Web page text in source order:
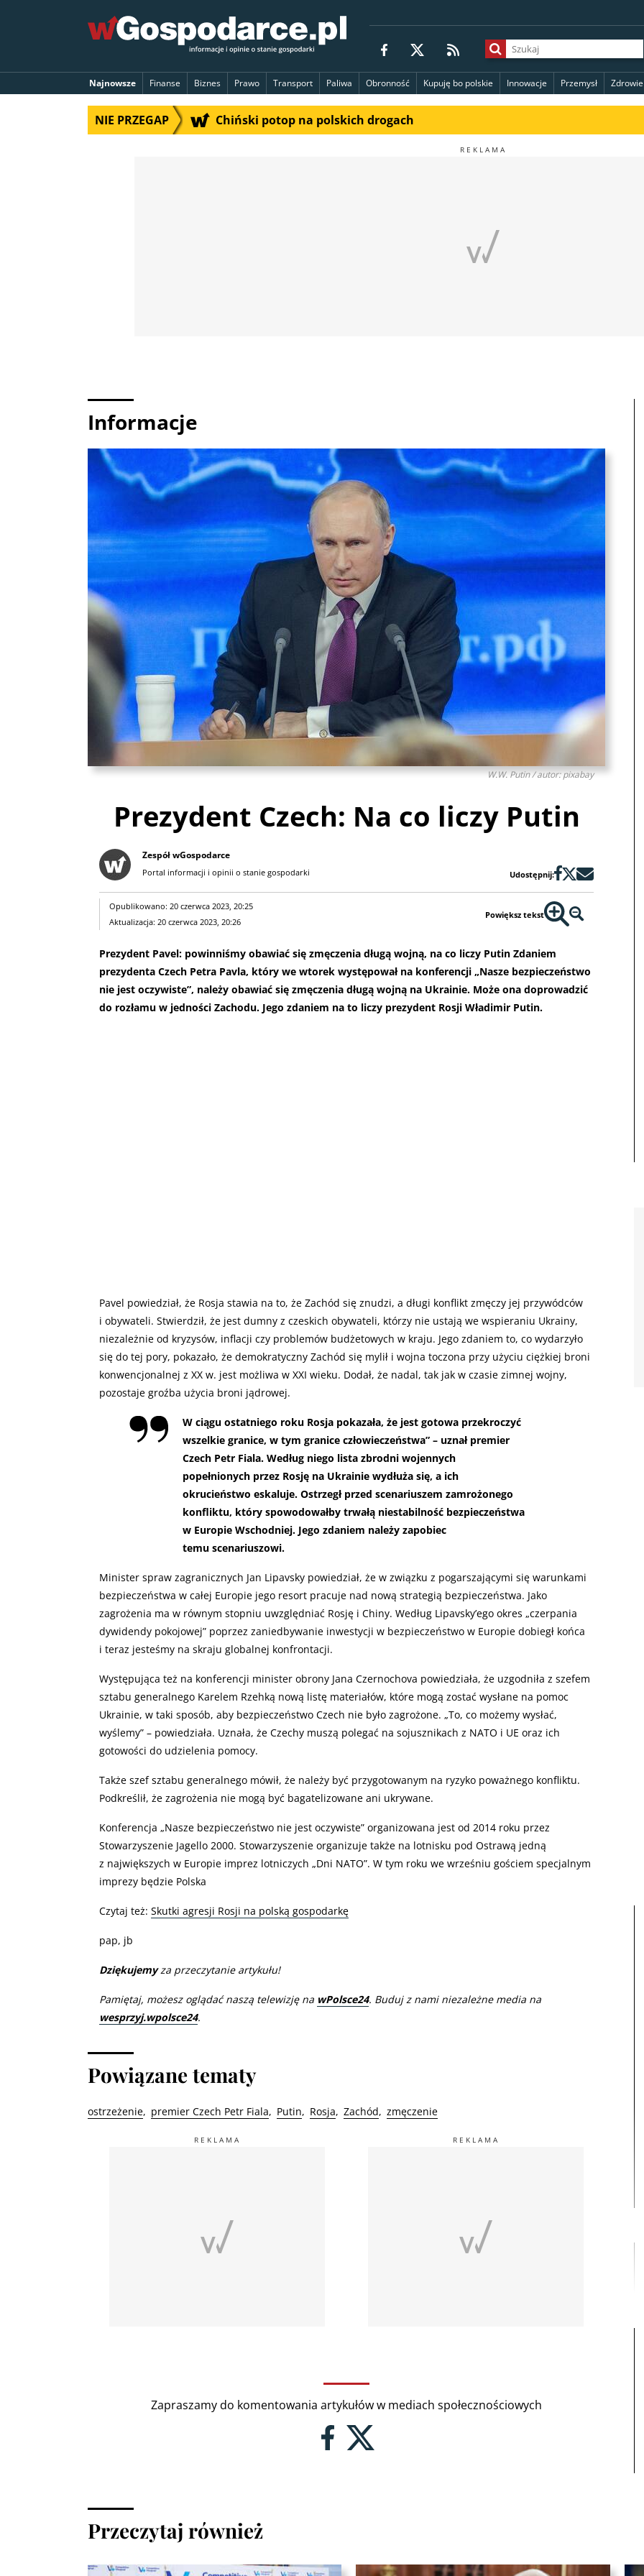
Najnowsze Finanse Biznes Prawo Transport Paliwa Obronność Kupuję bo polskie Innowacje Przemysł Zdrowie
NIE PRZEGAP Chiński potop na polskich drogach
Informacje
W.W. Putin / autor: pixabay
Prezydent Czech: Na co liczy Putin
Zespół wGospodarce
Portal informacji i opinii o stanie gospodarki Udostępnij:
Opublikowano: 20 czerwca 2023, 20:25
Aktualizacja: 20 czerwca 2023, 20:26
Powiększ tekst
Prezydent Pavel: powinniśmy obawiać się zmęczenia długą wojną, na co liczy Putin Zdaniem
prezydenta Czech Petra Pavla, który we wtorek występował na konferencji „Nasze bezpieczeństwo
nie jest oczywiste”, należy obawiać się zmęczenia długą wojną na Ukrainie. Może ona doprowadzić
do rozłamu w jedności Zachodu. Jego zdaniem na to liczy prezydent Rosji Władimir Putin.
Pavel powiedział, że Rosja stawia na to, że Zachód się znudzi, a długi konflikt zmęczy jej przywódców
i obywateli. Stwierdził, że jest dumny z czeskich obywateli, którzy nie ustają we wspieraniu Ukrainy,
niezależnie od kryzysów, inflacji czy problemów budżetowych w kraju. Jego zdaniem to, co wydarzyło
się do tej pory, pokazało, że demokratyczny Zachód się mylił i wojna toczona przy użyciu ciężkiej broni
konwencjonalnej z XX w. jest możliwa w XXI wieku. Dodał, że nadal, tak jak w czasie zimnej wojny,
pozostaje groźba użycia broni jądrowej.
W ciągu ostatniego roku Rosja pokazała, że jest gotowa przekroczyć
wszelkie granice, w tym granice człowieczeństwa” – uznał premier
Czech Petr Fiala. Według niego lista zbrodni wojennych
popełnionych przez Rosję na Ukrainie wydłuża się, a ich
okrucieństwo eskaluje. Ostrzegł przed scenariuszem zamrożonego
konfliktu, który spowodowałby trwałą niestabilność bezpieczeństwa
w Europie Wschodniej. Jego zdaniem należy zapobiec
temu scenariuszowi.
Minister spraw zagranicznych Jan Lipavsky powiedział, że w związku z pogarszającymi się warunkami
bezpieczeństwa w całej Europie jego resort pracuje nad nową strategią bezpieczeństwa. Jako
zagrożenia ma w równym stopniu uwzględniać Rosję i Chiny. Według Lipavsky’ego okres „czerpania
dywidendy pokojowej” poprzez zaniedbywanie inwestycji w bezpieczeństwo w Europie dobiegł końca
i teraz jesteśmy na skraju globalnej konfrontacji.
Występująca też na konferencji minister obrony Jana Czernochova powiedziała, że uzgodniła z szefem
sztabu generalnego Karelem Rzehką nową listę materiałów, które mogą zostać wysłane na pomoc
Ukrainie, w taki sposób, aby bezpieczeństwo Czech nie było zagrożone. „To, co możemy wysłać,
wyślemy” – powiedziała. Uznała, że Czechy muszą polegać na sojusznikach z NATO i UE oraz ich
gotowości do udzielenia pomocy.
Także szef sztabu generalnego mówił, że należy być przygotowanym na ryzyko poważnego konfliktu.
Podkreślił, że zagrożenia nie mogą być bagatelizowane ani ukrywane.
Konferencja „Nasze bezpieczeństwo nie jest oczywiste” organizowana jest od 2014 roku przez
Stowarzyszenie Jagello 2000. Stowarzyszenie organizuje także na lotnisku pod Ostrawą jedną
z największych w Europie imprez lotniczych „Dni NATO”. W tym roku we wrześniu gościem specjalnym
imprezy będzie Polska
Czytaj też: Skutki agresji Rosji na polską gospodarkę
pap, jb
Dziękujemyza przeczytanie artykułu!
Pamiętaj, możesz oglądać naszą telewizję na wPolsce24. Buduj z nami niezależne media na
wesprzyj.wpolsce24.
Powiązane tematy
ostrzeżenie premier Czech Petr Fiala Putin Rosja Zachód zmęczenie
Zapraszamy do komentowania artykułów w mediach społecznościowych
Przeczytaj również